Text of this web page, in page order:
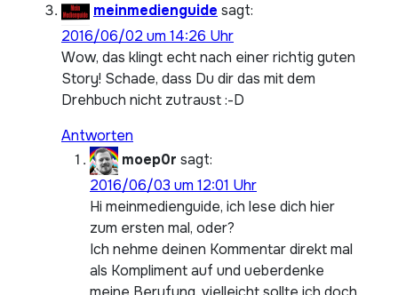
meinmedienguide sagt:
2016/06/02 um 14:26 Uhr
Wow, das klingt echt nach einer richtig guten
Story! Schade, dass Du dir das mit dem
Drehbuch nicht zutraust :-D
Antworten
moep0r sagt:
2016/06/03 um 12:01 Uhr
Hi meinmedienguide, ich lese dich hier
zum ersten mal, oder?
Ich nehme deinen Kommentar direkt mal
als Kompliment auf und ueberdenke